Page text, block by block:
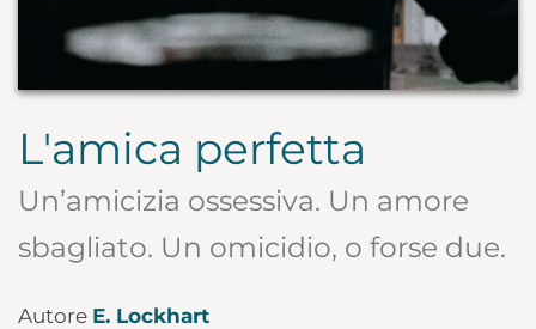
L'amica perfetta
Un’amicizia ossessiva. Un amore
sbagliato. Un omicidio, o forse due.
Autore E. Lockhart